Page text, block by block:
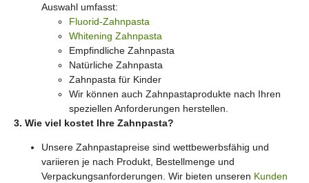
Auswahl umfasst:
Fluorid-Zahnpasta
Whitening Zahnpasta
Empfindliche Zahnpasta
Natürliche Zahnpasta
Zahnpasta für Kinder
Wir können auch Zahnpastaprodukte nach Ihren
speziellen Anforderungen herstellen.
3. Wie viel kostet Ihre Zahnpasta?
Unsere Zahnpastapreise sind wettbewerbsfähig und
variieren je nach Produkt, Bestellmenge und
Verpackungsanforderungen. Wir bieten unseren Kunden